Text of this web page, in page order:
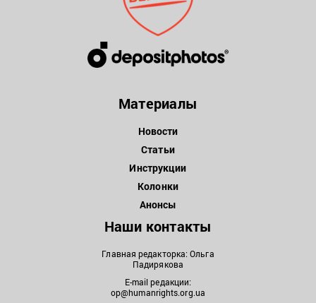
Материалы
Новости
Статьи
Инструкции
Колонки
Анонсы
Наши контакты
Главная редакторка: Ольга
Падирякова
E-mail редакции:
op@humanrights.org.ua